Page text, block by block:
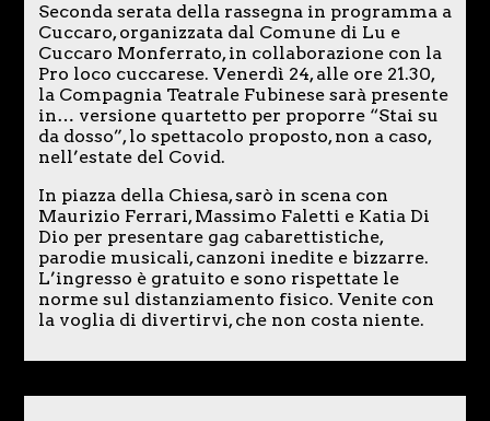
Seconda serata della rassegna in programma a
Cuccaro, organizzata dal Comune di Lu e
Cuccaro Monferrato, in collaborazione con la
Pro loco cuccarese. Venerdì 24, alle ore 21.30,
la Compagnia Teatrale Fubinese sarà presente
in… versione quartetto per proporre “Stai su
da dosso”, lo spettacolo proposto, non a caso,
nell’estate del Covid.
In piazza della Chiesa, sarò in scena con
Maurizio Ferrari, Massimo Faletti e Katia Di
Dio per presentare gag cabarettistiche,
parodie musicali, canzoni inedite e bizzarre.
L’ingresso è gratuito e sono rispettate le
norme sul distanziamento fisico. Venite con
la voglia di divertirvi, che non costa niente.